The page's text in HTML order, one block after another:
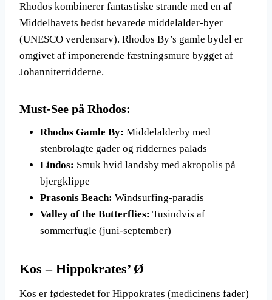
Rhodos kombinerer fantastiske strande med en af
Middelhavets bedst bevarede middelalder-byer
(UNESCO verdensarv). Rhodos By’s gamle bydel er
omgivet af imponerende fæstningsmure bygget af
Johanniterridderne.
Must-See på Rhodos:
Rhodos Gamle By: Middelalderby med
stenbrolagte gader og riddernes palads
Lindos: Smuk hvid landsby med akropolis på
bjergklippe
Prasonis Beach: Windsurfing-paradis
Valley of the Butterflies: Tusindvis af
sommerfugle (juni-september)
Kos – Hippokrates’ Ø
Kos er fødestedet for Hippokrates (medicinens fader)